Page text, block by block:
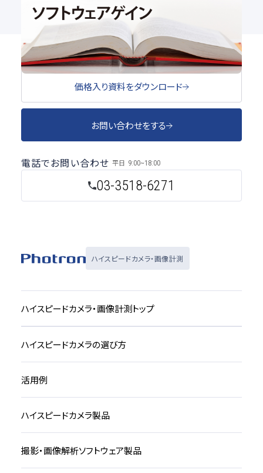
価格入り資料をダウンロード
お問い合わせをする
03-3518-6271
電話でお問い合わせ 平日 9:00~18:00
ハイスピードカメラ・画像計測
ハイスピードカメラ・画像計測トップ
ハイスピードカメラの選び方
活用例
ハイスピードカメラ製品
撮影・画像解析ソフトウェア製品